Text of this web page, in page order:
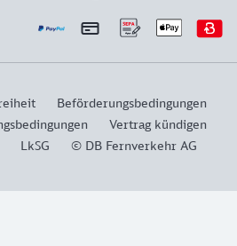
Beförderungsbedingungen
Vertrag kündigen
LkSG © DB Fernverkehr AG